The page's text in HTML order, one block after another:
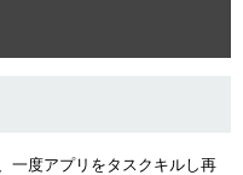
一度アプリをタスクキルし再